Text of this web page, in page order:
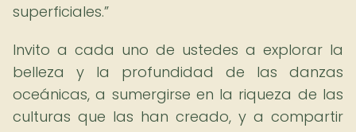
superficiales.
Invito a cada uno de ustedes a explorar la
belleza y la profundidad de las danzas
oceánicas, a sumergirse en la riqueza de las
culturas que las han creado, y a compartir